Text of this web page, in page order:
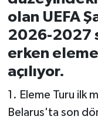
olan UEFA
2026-2027
erken
açılıyor.
1. Eleme Turu ilk
Belarus'ta son
İvrindi
KENT
KÜLTÜR-